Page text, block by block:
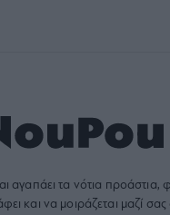
αγαπάει τα νότια προάστια,
και να μοιράζεται μαζί